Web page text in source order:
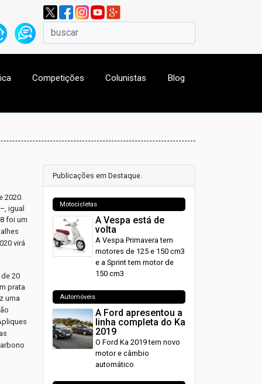
Competições Colunistas Blog
2020.
igual
foi um
virá
20
prata
uma
Publicações em Destaque.
Motocicletas
A Vespa está de
volta
A Vespa Primavera tem
motores de 125 e 150 cm3
e a Sprint tem motor de
150 cm3
Automóveis
A Ford apresentou a
linha completa do Ka
2019
O Ford Ka 2019 tem novo
motor e câmbio
automático